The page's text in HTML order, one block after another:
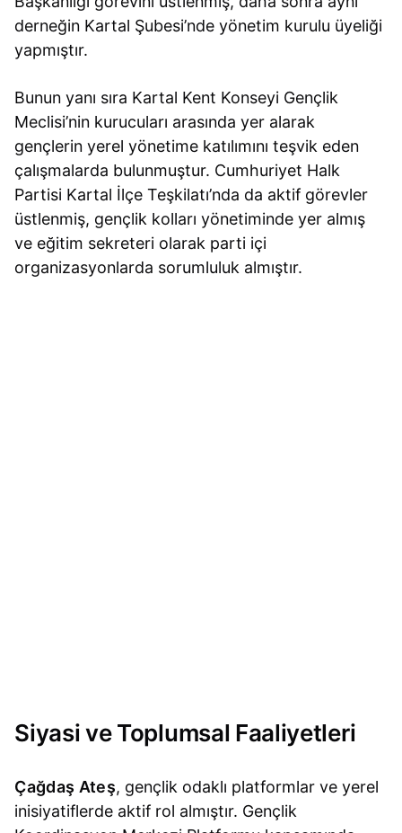
derneğin Kartal Şubesi’nde yönetim kurulu üyeliği
yapmıştır.
Bunun yanı sıra Kartal Kent Konseyi Gençlik
Meclisi’nin kurucuları arasında yer alarak
gençlerin yerel yönetime katılımını teşvik eden
çalışmalarda bulunmuştur. Cumhuriyet Halk
Partisi Kartal İlçe Teşkilatı’nda da aktif görevler
üstlenmiş, gençlik kolları yönetiminde yer almış
ve eğitim sekreteri olarak parti içi
organizasyonlarda sorumluluk almıştır.
Siyasi ve Toplumsal Faaliyetleri
Çağdaş Ateş, gençlik odaklı platformlar ve yerel
inisiyatiflerde aktif rol almıştır. Gençlik